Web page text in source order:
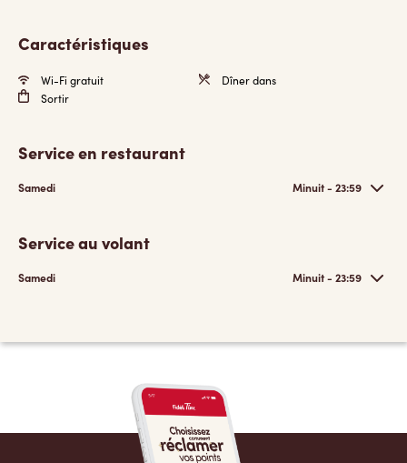
Caractéristiques
Wi-Fi gratuit
Dîner dans
Sortir
Service en restaurant
Samedi Minuit - 23:59
Service au volant
Samedi Minuit - 23:59